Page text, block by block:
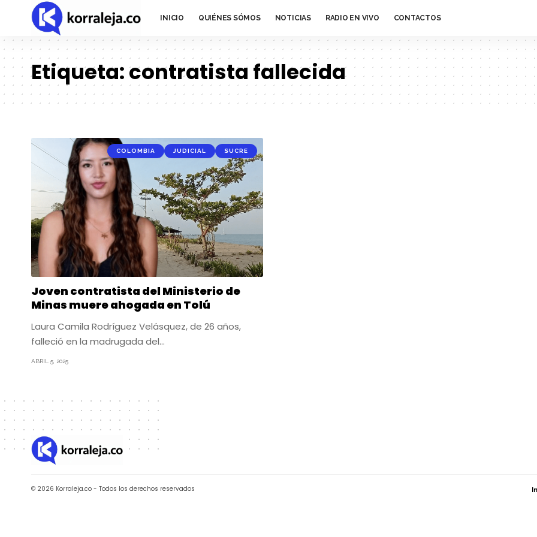
INICIO QUIÉNES SÓMOS NOTICIAS RADIO EN VIVO CONTACTOS
Etiqueta:contratista fallecida
COLOMBIA JUDICIAL SUCRE
Joven contratista del Ministerio de
Minas muere ahogada en Tolú
Laura Camila Rodríguez Velásquez, de 26 años,
falleció en la madrugada del…
ABRIL 5, 2025
© 2026 Korraleja.co - Todos los derechos reservados